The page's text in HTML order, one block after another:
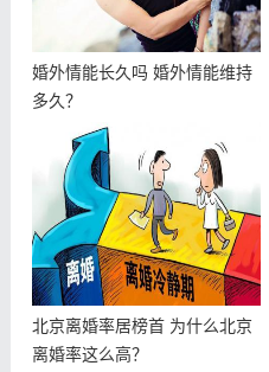
婚外情能长久吗 婚外情能维持
多久？
北京离婚率居榜首 为什么北京
离婚率这么高？